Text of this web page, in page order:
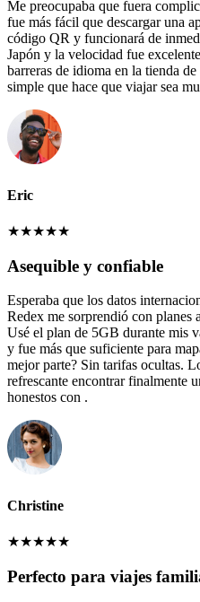
Me preocupaba que fuera
fue más fácil que descargar una
código QR y funcionará de
Japón y la velocidad fue
barreras de idioma en la tienda
simple que hace que viajar sea
Eric
★★★★★
Asequible y confiable
Esperaba que los datos
Redex me sorprendió con planes
Usé el plan de 5GB durante mis
y fue más que suficiente para
mejor parte? Sin tarifas ocultas.
refrescante encontrar finalmente
honestos con .
Christine
★★★★★
Perfecto para viajes